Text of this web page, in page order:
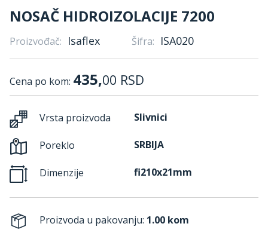
NOSAČ HIDROIZOLACIJE 7200
Proizvođač: Isaflex Šifra: ISA020
Cena po kom: 435,00 RSD
Vrsta proizvoda Slivnici
Poreklo SRBIJA
Dimenzije fi210x21mm
Proizvoda u pakovanju: 1.00 kom